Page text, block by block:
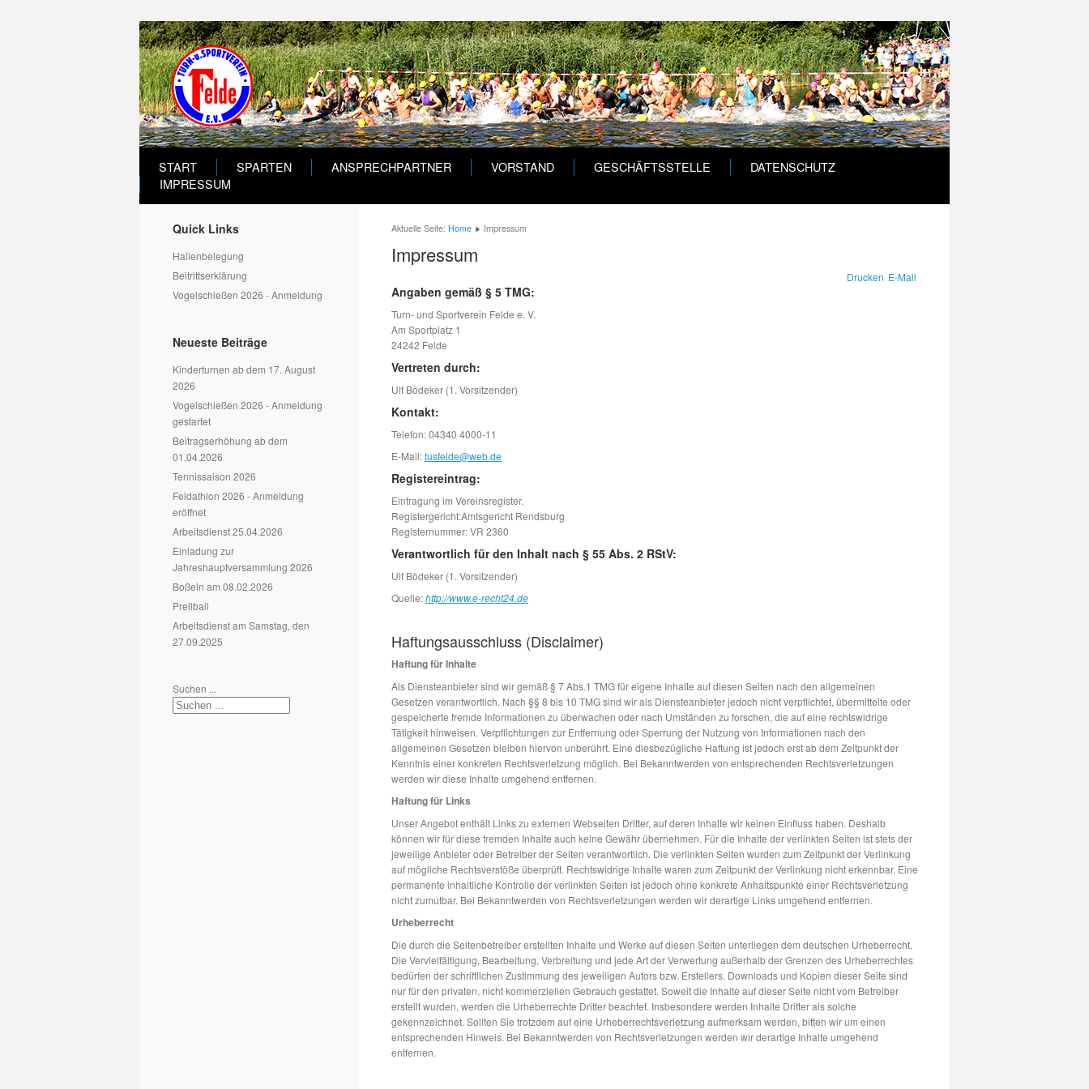
START SPARTEN ANSPRECHPARTNER VORSTAND GESCHÄFTSSTELLE
DATENSCHUTZ
IMPRESSUM
Quick Links
Hallenbelegung
Beitrittserklärung
Vogelschießen 2026 - Anmeldung
Neueste Beiträge
Kinderturnen ab dem 17. August
2026
Vogelschießen 2026 - Anmeldung
gestartet
Beitragserhöhung ab dem
01.04.2026
Tennissaison 2026
Feldathlon 2026 - Anmeldung
eröffnet
Arbeitsdienst 25.04.2026
Einladung zur
Jahreshauptversammlung 2026
Boßeln am 08.02.2026
Prellball
Arbeitsdienst am Samstag, den
27.09.2025
Suchen ...
Aktuelle Seite: Home Impressum
Impressum
Drucken E-Mail
Angaben gemäß § 5 TMG:
Turn- und Sportverein Felde e. V.
Am Sportplatz 1
24242 Felde
Vertreten durch:
Ulf Bödeker (1. Vorsitzender)
Kontakt:
Telefon: 04340 4000-11
E-Mail:tusfelde@web.de
Registereintrag:
Eintragung im Vereinsregister.
Registergericht:Amtsgericht Rendsburg
Registernummer: VR 2360
Verantwortlich für den Inhalt nach § 55 Abs. 2 RStV:
Ulf Bödeker (1. Vorsitzender)
Quelle:http://www.e-recht24.de
Haftungsausschluss (Disclaimer)
Haftung für Inhalte
Als Diensteanbieter sind wir gemäß § 7 Abs.1 TMG für eigene Inhalte auf diesen Seiten nach den allgemeinen
Gesetzen verantwortlich. Nach §§ 8 bis 10 TMG sind wir als Diensteanbieter jedoch nicht verpflichtet, übermittelte oder
gespeicherte fremde Informationen zu überwachen oder nach Umständen zu forschen, die auf eine rechtswidrige
Tätigkeit hinweisen. Verpflichtungen zur Entfernung oder Sperrung der Nutzung von Informationen nach den
allgemeinen Gesetzen bleiben hiervon unberührt. Eine diesbezügliche Haftung ist jedoch erst ab dem Zeitpunkt der
Kenntnis einer konkreten Rechtsverletzung möglich. Bei Bekanntwerden von entsprechenden Rechtsverletzungen
werden wir diese Inhalte umgehend entfernen.
Haftung für Links
Unser Angebot enthält Links zu externen Webseiten Dritter, auf deren Inhalte wir keinen Einfluss haben. Deshalb
können wir für diese fremden Inhalte auch keine Gewähr übernehmen. Für die Inhalte der verlinkten Seiten ist stets der
jeweilige Anbieter oder Betreiber der Seiten verantwortlich. Die verlinkten Seiten wurden zum Zeitpunkt der Verlinkung
auf mögliche Rechtsverstöße überprüft. Rechtswidrige Inhalte waren zum Zeitpunkt der Verlinkung nicht erkennbar. Eine
permanente inhaltliche Kontrolle der verlinkten Seiten ist jedoch ohne konkrete Anhaltspunkte einer Rechtsverletzung
nicht zumutbar. Bei Bekanntwerden von Rechtsverletzungen werden wir derartige Links umgehend entfernen.
Urheberrecht
Die durch die Seitenbetreiber erstellten Inhalte und Werke auf diesen Seiten unterliegen dem deutschen Urheberrecht.
Die Vervielfältigung, Bearbeitung, Verbreitung und jede Art der Verwertung außerhalb der Grenzen des Urheberrechtes
bedürfen der schriftlichen Zustimmung des jeweiligen Autors bzw. Erstellers. Downloads und Kopien dieser Seite sind
nur für den privaten, nicht kommerziellen Gebrauch gestattet. Soweit die Inhalte auf dieser Seite nicht vom Betreiber
erstellt wurden, werden die Urheberrechte Dritter beachtet. Insbesondere werden Inhalte Dritter als solche
gekennzeichnet. Sollten Sie trotzdem auf eine Urheberrechtsverletzung aufmerksam werden, bitten wir um einen
entsprechenden Hinweis. Bei Bekanntwerden von Rechtsverletzungen werden wir derartige Inhalte umgehend
entfernen.